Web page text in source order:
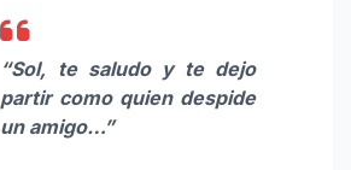
“Sol, te saludo y te dejo
partir como quien despide
un amigo…”